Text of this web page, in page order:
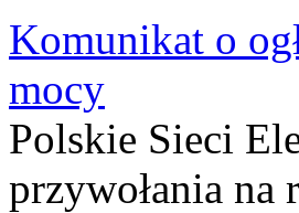
Komunikat o
mocy
Polskie Sieci
przywołania